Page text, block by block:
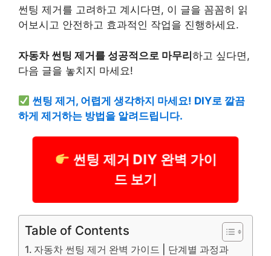
썬팅 제거를 고려하고 계시다면, 이 글을 꼼꼼히 읽
어보시고 안전하고 효과적인 작업을 진행하세요.
자동차 썬팅 제거를 성공적으로 마무리하고 싶다면,
다음 글을 놓치지 마세요!
썬팅 제거, 어렵게 생각하지 마세요! DIY로 깔끔
하게 제거하는 방법을 알려드립니다.
썬팅 제거 DIY 완벽 가이
드 보기
Table of Contents
자동차 썬팅 제거 완벽 가이드 | 단계별 과정과